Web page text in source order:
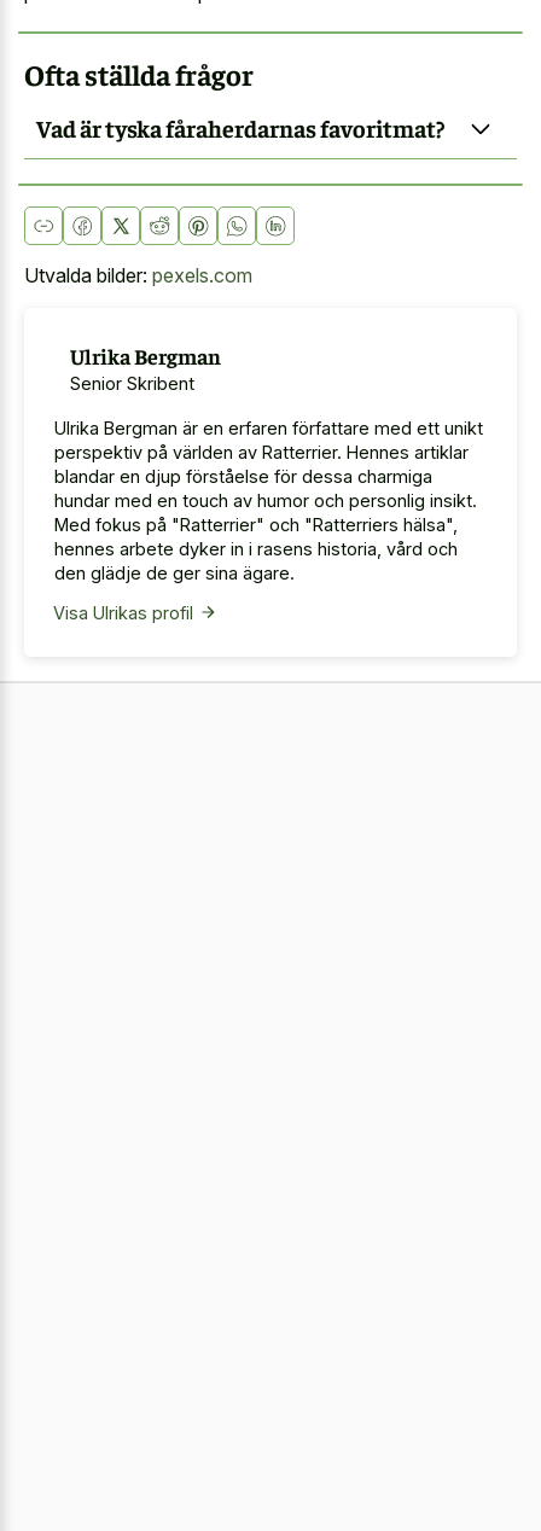
Ofta ställda frågor
Vad är tyska fåraherdarnas favoritmat?
Utvalda bilder: pexels.com
Ulrika Bergman
Senior Skribent
Ulrika Bergman är en erfaren författare med ett unikt
perspektiv på världen av Ratterrier. Hennes artiklar
blandar en djup förståelse för dessa charmiga
hundar med en touch av humor och personlig insikt.
Med fokus på "Ratterrier" och "Ratterriers hälsa",
hennes arbete dyker in i rasens historia, vård och
den glädje de ger sina ägare.
Visa Ulrikas profil